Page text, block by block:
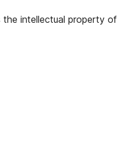
the intellectual property of